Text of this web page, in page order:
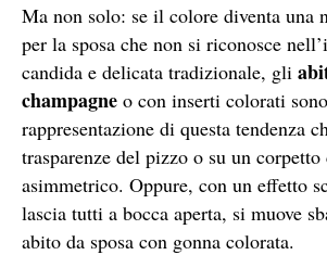
Ma non solo: se il colore diventa una
per la sposa che non si riconosce
candida e delicata tradizionale, gli
champagne o con inserti colorati
rappresentazione di questa tendenza
trasparenze del pizzo o su un
asimmetrico. Oppure, con un effetto
lascia tutti a bocca aperta, si muove
abito da sposa con gonna colorata.